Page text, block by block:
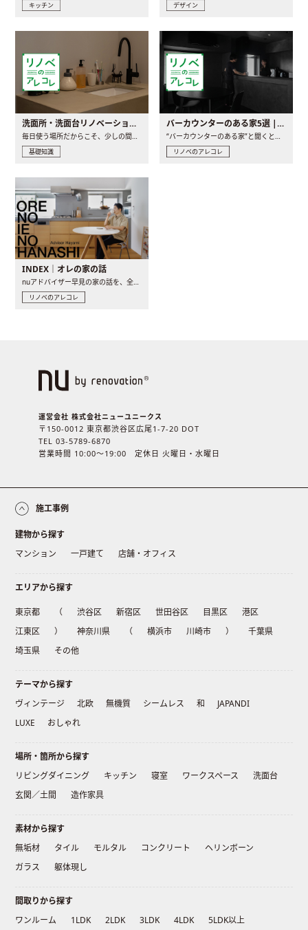
キッチン デザイン
洗面所・洗面台リノベーションの事例と間取りアイデア
基礎知識
バーカウンターのある家5選 | 日常に馴染む“距離の近い”キッチンとは
リノベのアレコレ
INDEX｜オレの家の話
nuアドバイザー早見の家の話を、全4話でお届け。リノベーションを..
リノベのアレコレ
運営会社 株式会社ニューユニークス
〒150-0012 東京都渋谷区広尾1-7-20 DOT
TEL 03-5789-6870
営業時間 10:00〜19:00 定休日 火曜日・水曜日
施工事例
建物から探す
マンション
一戸建て 店舗・オフィス
エリアから探す
東京都 （ 渋谷区 新宿区 世田谷区 目黒区
港区
江東区
） 神奈川県 （ 横浜市 川崎市 ）
千葉県
埼玉県
その他
テーマから探す
ヴィンテージ
北欧 無機質 シームレス 和
JAPANDI
LUXE
おしゃれ
場所・箇所から探す
リビングダイニング
キッチン 寝室 ワークスペース
洗面台
玄関／土間
造作家具
素材から探す
無垢材
タイル モルタル コンクリート
ヘリンボーン
ガラス
躯体現し
間取りから探す
ワンルーム
1LDK 2LDK 3LDK 4LDK 5LDK以上